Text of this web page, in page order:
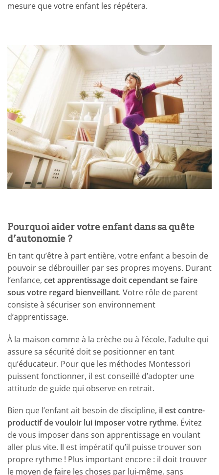
mesure que votre enfant les répétera.
Pourquoi aider votre enfant dans sa quête
d’autonomie ?
En tant qu’être à part entière, votre enfant a besoin de
pouvoir se débrouiller par ses propres moyens. Durant
l’enfance, cet apprentissage doit cependant se faire
sous votre regard bienveillant. Votre rôle de parent
consiste à sécuriser son environnement
d’apprentissage.
À la maison comme à la crèche ou à l’école, l’adulte qui
assure sa sécurité doit se positionner en tant
qu’éducateur. Pour que les méthodes Montessori
puissent fonctionner, il est conseillé d’adopter une
attitude de guide qui observe en retrait.
Bien que l’enfant ait besoin de discipline, il est contre-
productif de vouloir lui imposer votre rythme. Évitez
de vous imposer dans son apprentissage en voulant
aller plus vite. Il est impératif qu’il puisse trouver son
propre rythme ! Plus important encore : il doit trouver
le moyen de faire les choses par lui-même, sans